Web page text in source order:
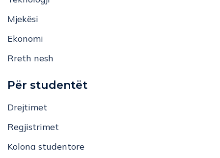
Mjekësi
Ekonomi
Rreth nesh
Për studentët
Drejtimet
Regjistrimet
Kolona studentore